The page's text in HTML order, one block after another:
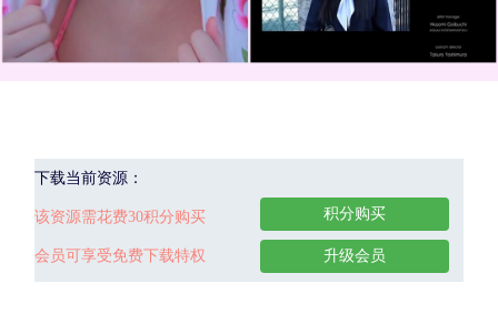
下载当前资源：
该资源需花费30积分购买
会员可享受免费下载特权
积分购买
升级会员